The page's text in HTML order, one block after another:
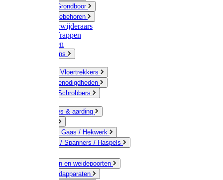
Hamers / Grondboor
Sledes / toebehoren
Onkruidverwijderaars
Ladders / Trappen
Werkbanken
Betonmolens
Bezems & Vloertrekkers
Schildersbenodigdheden
Borstels / Schrobbers
Accessoires & aarding
Geleiders / Gaas / Hekwerk
Verbinders / Spanners / Haspels
Doorgangen en weidepoorten
Schrikdraadapparaten